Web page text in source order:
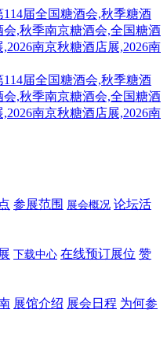
参展范围 展会概况 论坛活
下载中心 在线预订展位 赞
展馆介绍 展会日程 为何参